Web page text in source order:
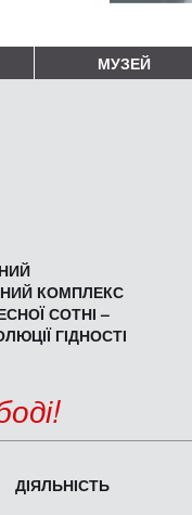
МУЗЕЙ
КОМПЛЕКС
СОТНІ –
ГІДНОСТІ
ДІЯЛЬНІСТЬ